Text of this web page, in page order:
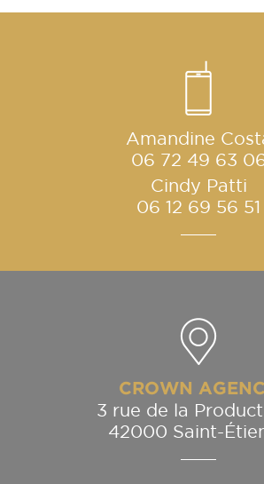
Amandine
06 72 49 63
Cindy Patti
06 12 69 56 51
CROWN
3 rue de la
42000 Saint-